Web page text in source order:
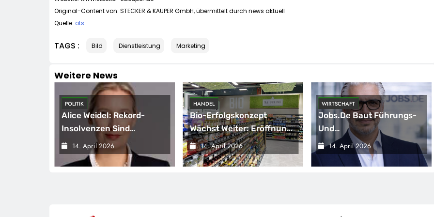
Original-Content von: STECKER & KÄUPER GmbH, übermittelt durch news aktuell
Quelle: ots
TAGS : Bild Dienstleistung Marketing
Weitere News
POLITIK
Alice Weidel: Rekord-
Insolvenzen Sind
Warnsignal –
Bundesregierung
Verschärft Die
14. April 2026
HANDEL
Bio-Erfolgskonzept
Wächst Weiter: Eröffnung
Der 200. NATURKIND-Welt
Bei EDEKA
14. April 2026
WIRTSCHAFT
Jobs.de Baut Führungs-
Und
Wachstumskompetenz
Aus / Wolfgang Weber
Übernimmt Schlüsselrolle
14. April 2026